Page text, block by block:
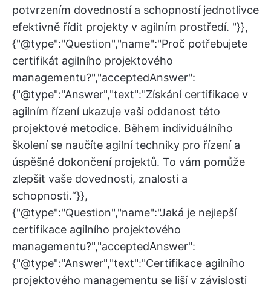
potvrzením dovedností a schopností jednotlivce
efektivně řídit projekty v agilním prostředí. "}},
{"@type":"Question","name":"Proč potřebujete
certifikát agilního projektového
managementu?","acceptedAnswer":
{"@type":"Answer","text":"Získání certifikace v
agilním řízení ukazuje vaši oddanost této
projektové metodice. Během individuálního
školení se naučíte agilní techniky pro řízení a
úspěšné dokončení projektů. To vám pomůže
zlepšit vaše dovednosti, znalosti a
schopnosti.“}},
{"@type":"Question","name":"Jaká je nejlepší
certifikace agilního projektového
managementu?","acceptedAnswer":
{"@type":"Answer","text":"Certifikace agilního
projektového managementu se liší v závislosti